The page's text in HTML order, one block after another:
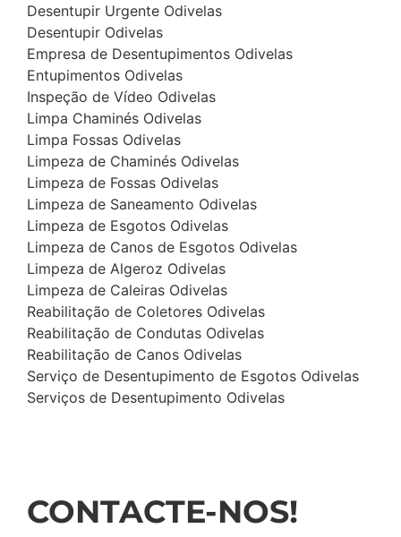
Desentupir Urgente Odivelas
Desentupir Odivelas
Empresa de Desentupimentos Odivelas
Entupimentos Odivelas
Inspeção de Vídeo Odivelas
Limpa Chaminés Odivelas
Limpa Fossas Odivelas
Limpeza de Chaminés Odivelas
Limpeza de Fossas Odivelas
Limpeza de Saneamento Odivelas
Limpeza de Esgotos Odivelas
Limpeza de Canos de Esgotos Odivelas
Limpeza de Algeroz Odivelas
Limpeza de Caleiras Odivelas
Reabilitação de Coletores Odivelas
Reabilitação de Condutas Odivelas
Reabilitação de Canos Odivelas
Serviço de Desentupimento de Esgotos Odivelas
Serviços de Desentupimento Odivelas
CONTACTE-NOS!